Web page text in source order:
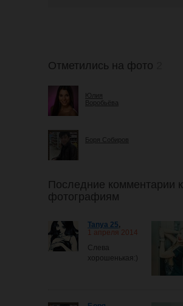
Отметились на фото
Юлия
Воробьёва
Боря Собиров
Последние комментарии к
фотографиям
Tanya 25,
1 апреля 2014
Слева
хорошенькая:)